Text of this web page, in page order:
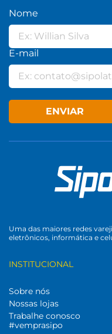
Nome
E-mail
ENVIAR
Uma das maiores redes
eletrônicos, informática e
INSTITUCIONAL
Sobre nós
Nossas lojas
Trabalhe conosco
#vemprasipo